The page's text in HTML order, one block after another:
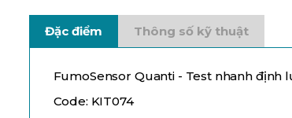
Đặc điểm Thông số kỹ thuật
FumoSensor Quanti - Test nhanh định
Code: KIT074